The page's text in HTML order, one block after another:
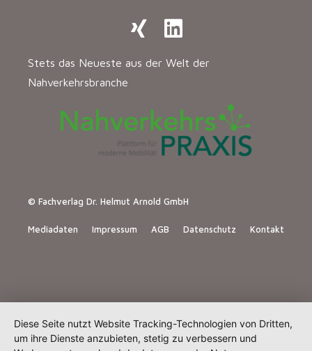
Stets das Neueste aus der Welt der
Nahverkehrsbranche
© Fachverlag Dr. Helmut Arnold GmbH
Mediadaten Impressum AGB Datenschutz Kontakt
Diese Seite nutzt Website Tracking-Technologien von Dritten,
um ihre Dienste anzubieten, stetig zu verbessern und